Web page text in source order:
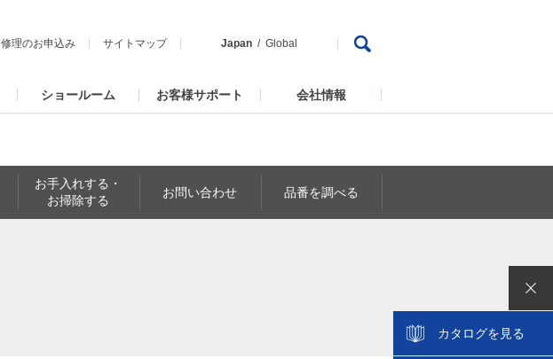
修理のお申込み サイトマップ Japan Global
ショールーム お客様サポート 会社情報
お手入れする・
お掃除する
お問い合わせ 品番を調べる
カタログを見る